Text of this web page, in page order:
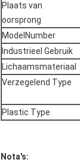
Plaats van
oorsprong
ModelNumber
Industrieel Gebruik
Lichaamsmateriaal
Verzegelend Type
Plastic Type
Nota's: